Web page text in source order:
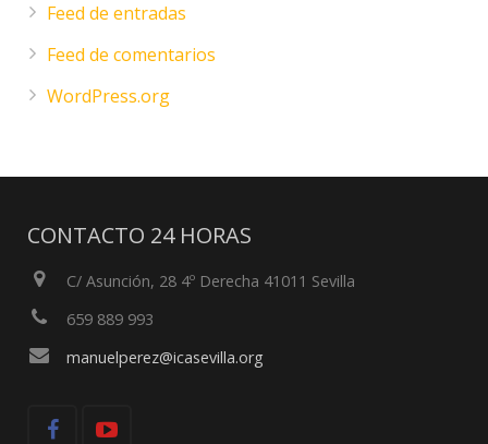
Feed de entradas
Feed de comentarios
WordPress.org
CONTACTO 24 HORAS
C/ Asunción, 28 4º Derecha 41011 Sevilla
659 889 993
manuelperez@icasevilla.org